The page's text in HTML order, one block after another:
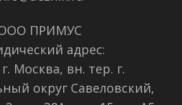
ПРИМУС
адрес:
Москва, вн. тер. г.
округ Савеловский,